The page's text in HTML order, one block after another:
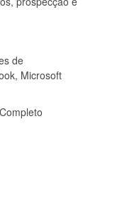
de
Microsoft